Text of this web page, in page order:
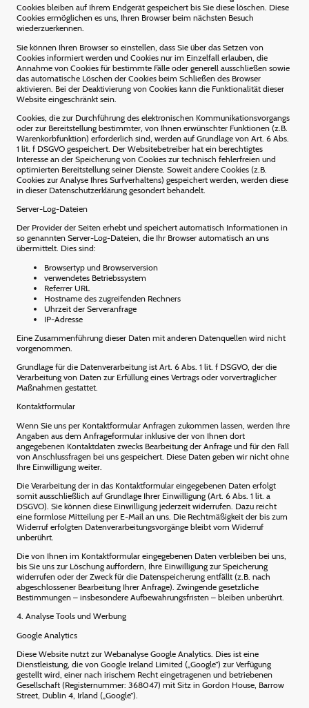
Cookies bleiben auf Ihrem Endgerät gespeichert bis Sie diese löschen. Diese
Cookies ermöglichen es uns, Ihren Browser beim nächsten Besuch
wiederzuerkennen.
Sie können Ihren Browser so einstellen, dass Sie über das Setzen von
Cookies informiert werden und Cookies nur im Einzelfall erlauben, die
Annahme von Cookies für bestimmte Fälle oder generell ausschließen sowie
das automatische Löschen der Cookies beim Schließen des Browser
aktivieren. Bei der Deaktivierung von Cookies kann die Funktionalität dieser
Website eingeschränkt sein.
Cookies, die zur Durchführung des elektronischen Kommunikationsvorgangs
oder zur Bereitstellung bestimmter, von Ihnen erwünschter Funktionen (z.B.
Warenkorbfunktion) erforderlich sind, werden auf Grundlage von Art. 6 Abs.
1 lit. f DSGVO gespeichert. Der Websitebetreiber hat ein berechtigtes
Interesse an der Speicherung von Cookies zur technisch fehlerfreien und
optimierten Bereitstellung seiner Dienste. Soweit andere Cookies (z.B.
Cookies zur Analyse Ihres Surfverhaltens) gespeichert werden, werden diese
in dieser Datenschutzerklärung gesondert behandelt.
Server-Log-Dateien
Der Provider der Seiten erhebt und speichert automatisch Informationen in
so genannten Server-Log-Dateien, die Ihr Browser automatisch an uns
übermittelt. Dies sind:
Browsertyp und Browserversion
verwendetes Betriebssystem
Referrer URL
Hostname des zugreifenden Rechners
Uhrzeit der Serveranfrage
IP-Adresse
Eine Zusammenführung dieser Daten mit anderen Datenquellen wird nicht
vorgenommen.
Grundlage für die Datenverarbeitung ist Art. 6 Abs. 1 lit. f DSGVO, der die
Verarbeitung von Daten zur Erfüllung eines Vertrags oder vorvertraglicher
Maßnahmen gestattet.
Kontaktformular
Wenn Sie uns per Kontaktformular Anfragen zukommen lassen, werden Ihre
Angaben aus dem Anfrageformular inklusive der von Ihnen dort
angegebenen Kontaktdaten zwecks Bearbeitung der Anfrage und für den Fall
von Anschlussfragen bei uns gespeichert. Diese Daten geben wir nicht ohne
Ihre Einwilligung weiter.
Die Verarbeitung der in das Kontaktformular eingegebenen Daten erfolgt
somit ausschließlich auf Grundlage Ihrer Einwilligung (Art. 6 Abs. 1 lit. a
DSGVO). Sie können diese Einwilligung jederzeit widerrufen. Dazu reicht
eine formlose Mitteilung per E-Mail an uns. Die Rechtmäßigkeit der bis zum
Widerruf erfolgten Datenverarbeitungsvorgänge bleibt vom Widerruf
unberührt.
Die von Ihnen im Kontaktformular eingegebenen Daten verbleiben bei uns,
bis Sie uns zur Löschung auffordern, Ihre Einwilligung zur Speicherung
widerrufen oder der Zweck für die Datenspeicherung entfällt (z.B. nach
abgeschlossener Bearbeitung Ihrer Anfrage). Zwingende gesetzliche
Bestimmungen – insbesondere Aufbewahrungsfristen – bleiben unberührt.
4. Analyse Tools und Werbung
Google Analytics
Diese Website nutzt zur Webanalyse Google Analytics. Dies ist eine
Dienstleistung, die von Google Ireland Limited („Google“) zur Verfügung
gestellt wird, einer nach irischem Recht eingetragenen und betriebenen
Gesellschaft (Registernummer: 368047) mit Sitz in Gordon House, Barrow
Street, Dublin 4, Irland („Google“).